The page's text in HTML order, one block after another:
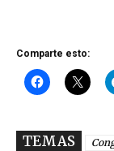
Comparte esto:
TEMAS